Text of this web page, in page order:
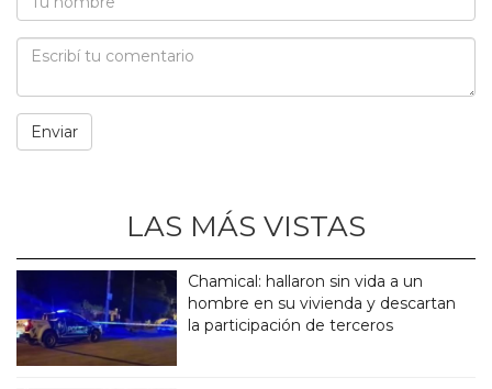
LAS MÁS VISTAS
Chamical: hallaron sin vida a un
hombre en su vivienda y descartan
la participación de terceros